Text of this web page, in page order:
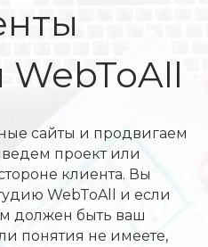
WebToAll
сайты и продвигаем
проект или
клиента. Вы
WebToAll и если
должен быть ваш
понятия не имеете,